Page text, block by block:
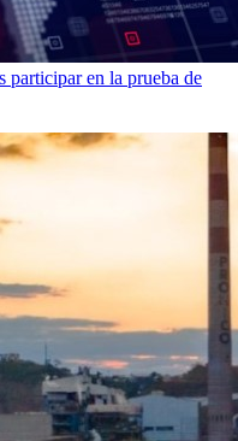
participar en la prueba de